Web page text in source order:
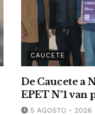
CAUCETE
De Caucete a
EPET N°1
5 AGOSTO - 2026